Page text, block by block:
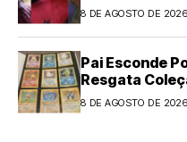
8 DE AGOSTO DE 2026
Pai Esconde
Resgata
8 DE AGOSTO DE 2026